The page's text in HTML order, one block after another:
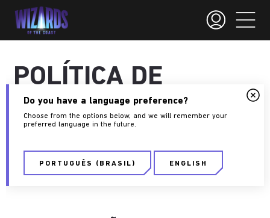
POLÍTICA DE
PRIVACIDADE
Última atualização: 15 de fevereiro de 2023.
sábado, 29 de junho de 2023
Do you have a language preference?
Choose from the options below, and we will remember your
preferred language in the future.
PORTUGUÊS (BRASIL) ENGLISH